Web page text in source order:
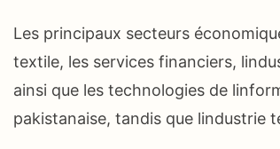
Les principaux secteurs
textile, les services financiers,
ainsi que les technologies de
pakistanaise, tandis que